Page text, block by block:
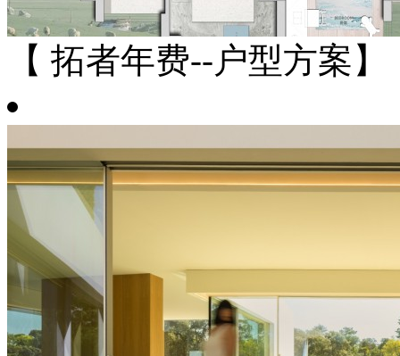
【 拓者年费--户型方案】